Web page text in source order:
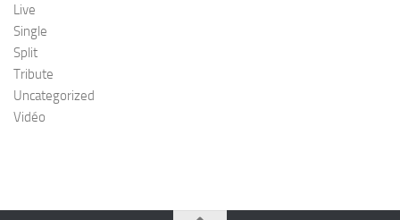
Live
Single
Split
Tribute
Uncategorized
Vidéo